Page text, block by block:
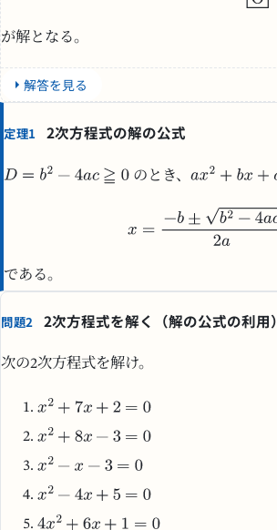
が解となる。
解答を見る
定理1 2次方程式の解の公式
のとき、
である。
問題2 2次方程式を解く（解の公式の利用）
次の2次方程式を解け。